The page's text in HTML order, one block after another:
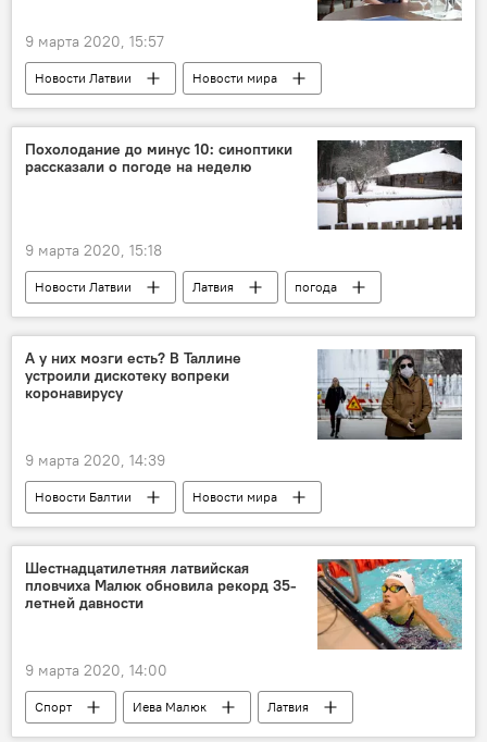
9 марта 2020, 15:57
Новости Латвии
Новости мира
Евросоюз
Еврокомиссия
Похолодание до минус 10: синоптики
рассказали о погоде на неделю
9 марта 2020, 15:18
Новости Латвии Латвия
погода
Погода в Латвии
А у них мозги есть? В Таллине
устроили дискотеку вопреки
коронавирусу
9 марта 2020, 14:39
Новости Балтии
Новости мира
Эстония
коронавирус
Шестнадцатилетняя латвийская
пловчиха Малюк обновила рекорд 35-
летней давности
9 марта 2020, 14:00
Спорт Иева Малюк Латвия